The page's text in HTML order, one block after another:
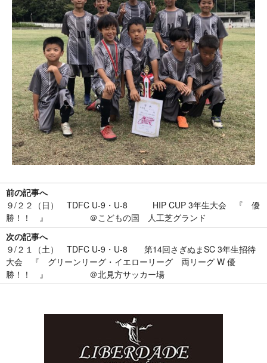
前の記事へ
９/２２（日） TDFC U-9・U-8 HIP CUP 3年生大会 『 優
勝！！ 』 ＠こどもの国 人工芝グランド
次の記事へ
９/２１（土） TDFC U-9・U-8 第14回さぎぬまSC 3年生招待
大会 『 グリーンリーグ・イエローリーグ 両リーグ W 優
勝！！ 』 ＠北見方サッカー場